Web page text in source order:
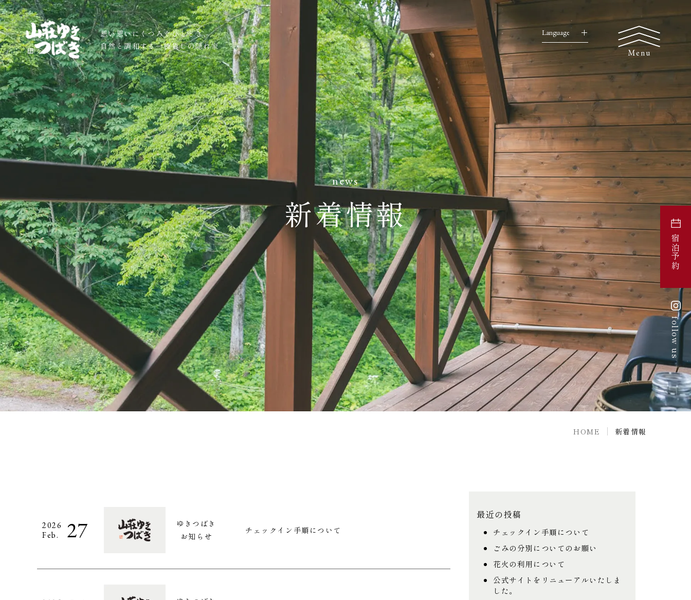
Menu
宿泊予約
follow us
思い思いにくつろぐひととき、
自然と調和する一棟貸しの隠れ家
Language
news
新着情報
HOME 新着情報
2026
Feb.
27
ゆきつばき
お知らせ
チェックイン手順について
最近の投稿
チェックイン手順について
ごみの分別についてのお願い
花火の利用について
公式サイトをリニューアルいたしま
した。